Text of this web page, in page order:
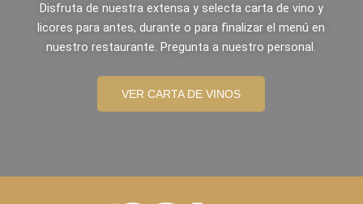
Disfruta de nuestra extensa y selecta carta de vino y
licores para antes, durante o para finalizar el menú en
nuestro restaurante. Pregunta a nuestro personal.
VER CARTA DE VINOS